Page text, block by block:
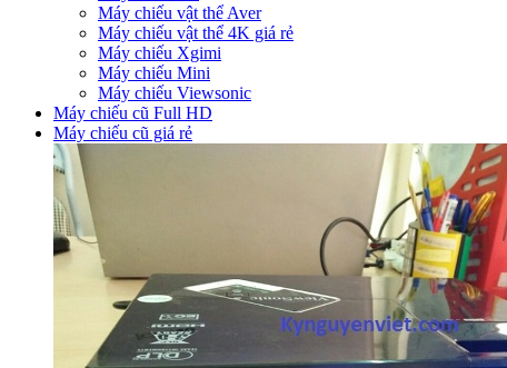
Máy chiếu vật thể Aver
Máy chiếu vật thể 4K giá rẻ
Máy chiếu Xgimi
Máy chiếu Mini
Máy chiếu Viewsonic
Máy chiếu cũ Full HD
Máy chiếu cũ giá rẻ